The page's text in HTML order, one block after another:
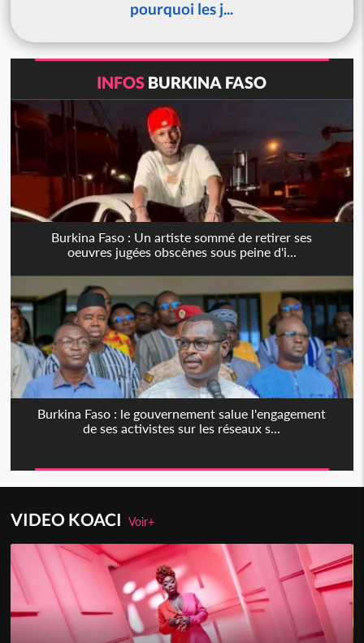
pourquoi les j...
INFOS BURKINA FASO
Burkina Faso : Un artiste sommé de retirer ses
oeuvres jugées obscènes sous peine d'i...
Burkina Faso : le gouvernement salue l'engagement
de ses activistes sur les réseaux s...
VIDEO KOACIVoir+